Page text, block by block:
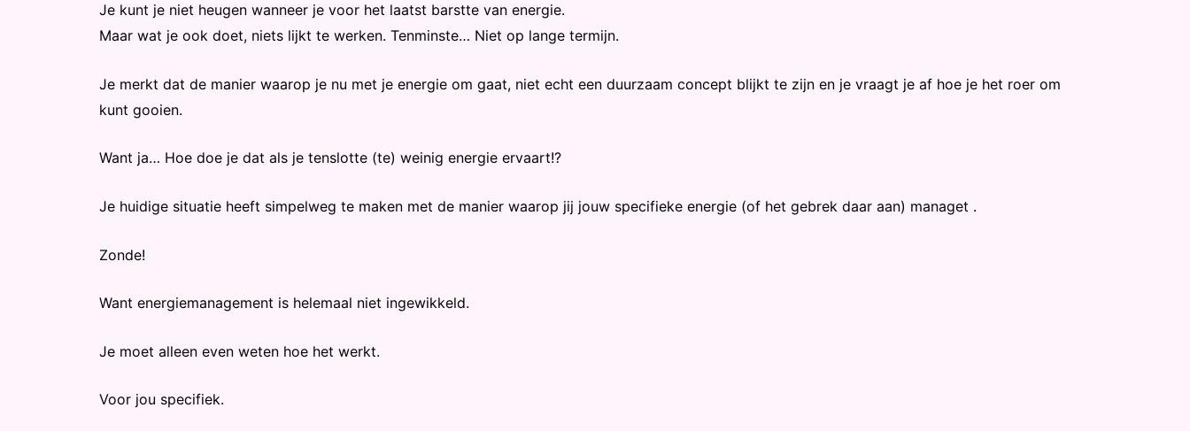
Je kunt je niet heugen wanneer je voor het laatst barstte van energie.
Maar wat je ook doet, niets lijkt te werken. Tenminste… Niet op lange termijn.
Je merkt dat de manier waarop je nu met je energie om gaat, niet echt een duurzaam concept blijkt te zijn en je vraagt je af hoe je het roer om
kunt gooien.
Want ja… Hoe doe je dat als je tenslotte (te) weinig energie ervaart!?
Je huidige situatie heeft simpelweg te maken met de manier waarop jij jouw specifieke energie (of het gebrek daar aan) managet .
Zonde!
Want energiemanagement is helemaal niet ingewikkeld.
Je moet alleen even weten hoe het werkt.
Voor jou specifiek.